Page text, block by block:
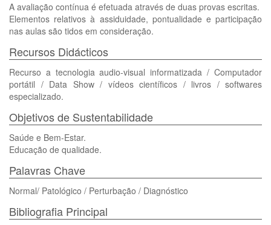
A avaliação contínua é efetuada através de duas provas escritas.
Elementos relativos à assiduidade, pontualidade e participação
nas aulas são tidos em consideração.
Recursos Didácticos
Recurso a tecnologia audio-visual informatizada / Computador
portátil / Data Show / vídeos científicos / livros / softwares
especializado.
Objetivos de Sustentabilidade
Saúde e Bem-Estar.
Educação de qualidade.
Palavras Chave
Normal/ Patológico / Perturbação / Diagnóstico
Bibliografia Principal